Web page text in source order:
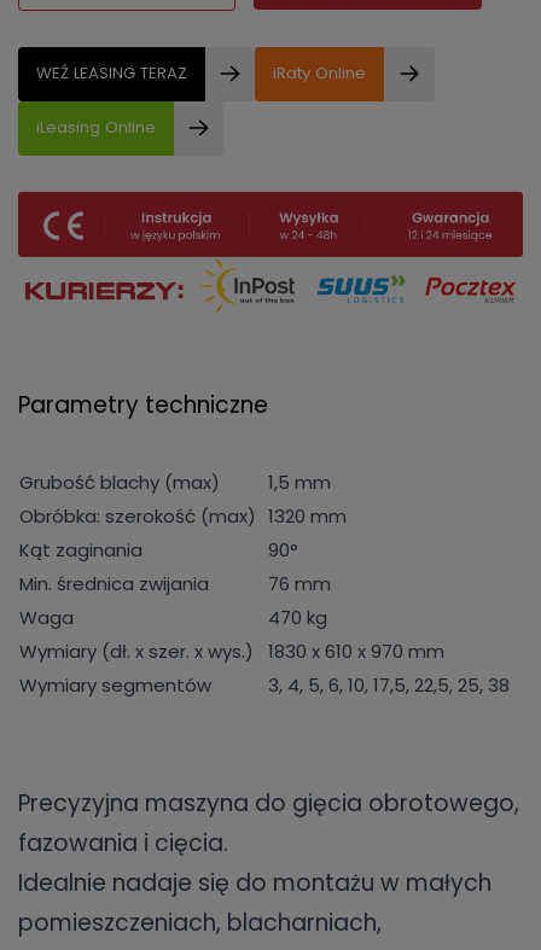
WEŹ LEASING TERAZ iRaty Online
iLeasing Online
Parametry techniczne
Grubość blachy (max)
1,5 mm
Obróbka: szerokość (max) 1320 mm
Kąt zaginania
90°
Min. średnica zwijania
76 mm
Waga
470 kg
Wymiary (dł. x szer. x wys.)
1830 x 610 x 970 mm
Wymiary segmentów
3, 4, 5, 6, 10, 17,5, 22,5, 25, 38
Precyzyjna maszyna do gięcia obrotowego,
fazowania i cięcia.
Idealnie nadaje się do montażu w małych
pomieszczeniach, blacharniach,